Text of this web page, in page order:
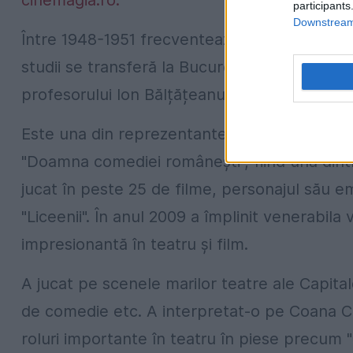
Între 1948-1951 frecventează Institutul de
studii se transferă la București, la Institutul
profesorului Ion Bălțățeanu (asistentă
Este una din reprezentantele generației de
"Doamna comediei românești", fiind una
jucat în peste 25 de filme, personajul său
"Liceenii". În anul 2009 a împlinit
impresionantă în teatru și film.
A jucat pe scenele marilor teatre ale
de comedie etc. A interpretat-o pe Coana
roluri importante în teatru în piese precum